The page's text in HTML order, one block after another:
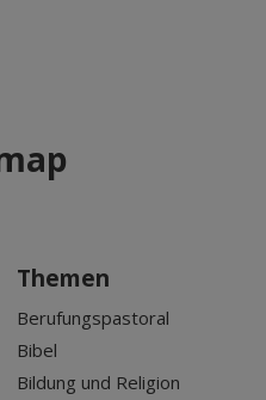
Themen
Berufungspastoral
Bibel
Bildung und Religion